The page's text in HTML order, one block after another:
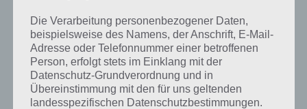
Winter ist die Lösung für das tägliche Rätsel am 2.12.2021 in 4 Bilder 1
Wort, doch welche Bedeutung hat dieses eigentlich und was gibt es
dazu zu wissen? Passt das Wort auch zu Winter Wunderland? Zu
bestimmten Lösungen präsentieren wir daher auch immer eine
kurze Begriffserklärung!
Die Verarbeitung personenbezogener Daten,
beispielsweise des Namens, der Anschrift, E-Mail-
Adresse oder Telefonnummer einer betroffenen
Person, erfolgt stets im Einklang mit der
Datenschutz-Grundverordnung und in
Übereinstimmung mit den für uns geltenden
landesspezifischen Datenschutzbestimmungen.